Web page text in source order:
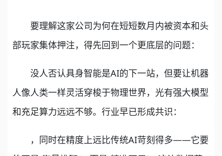
要理解这家公司为何在短短数月内被资本和头
部玩家集体押注，得先回到一个更底层的问题：
没人否认具身智能是AI的下一站，但要让机器
人像人类一样灵活穿梭于物理世界，光有强大模型
和充足算力远远不够。行业早已形成共识：
，同时在精度上远比传统AI苛刻得多——它要